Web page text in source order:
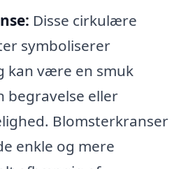
Disse cirkulære
symboliserer
kan være en smuk
begravelse eller
Blomsterkranser
enkle og mere